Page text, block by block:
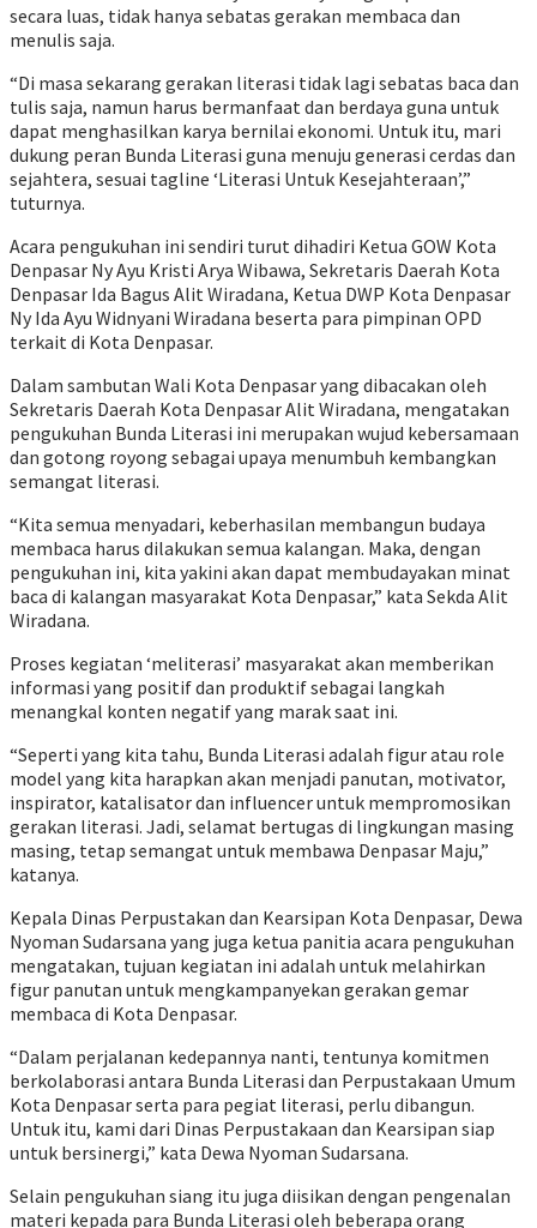
secara luas, tidak hanya sebatas gerakan membaca dan
menulis saja.
“Di masa sekarang gerakan literasi tidak lagi sebatas baca dan
tulis saja, namun harus bermanfaat dan berdaya guna untuk
dapat menghasilkan karya bernilai ekonomi. Untuk itu, mari
dukung peran Bunda Literasi guna menuju generasi cerdas dan
sejahtera, sesuai tagline ‘Literasi Untuk Kesejahteraan’,”
tuturnya.
Acara pengukuhan ini sendiri turut dihadiri Ketua GOW Kota
Denpasar Ny Ayu Kristi Arya Wibawa, Sekretaris Daerah Kota
Denpasar Ida Bagus Alit Wiradana, Ketua DWP Kota Denpasar
Ny Ida Ayu Widnyani Wiradana beserta para pimpinan OPD
terkait di Kota Denpasar.
Dalam sambutan Wali Kota Denpasar yang dibacakan oleh
Sekretaris Daerah Kota Denpasar Alit Wiradana, mengatakan
pengukuhan Bunda Literasi ini merupakan wujud kebersamaan
dan gotong royong sebagai upaya menumbuh kembangkan
semangat literasi.
“Kita semua menyadari, keberhasilan membangun budaya
membaca harus dilakukan semua kalangan. Maka, dengan
pengukuhan ini, kita yakini akan dapat membudayakan minat
baca di kalangan masyarakat Kota Denpasar,” kata Sekda Alit
Wiradana.
Proses kegiatan ‘meliterasi’ masyarakat akan memberikan
informasi yang positif dan produktif sebagai langkah
menangkal konten negatif yang marak saat ini.
“Seperti yang kita tahu, Bunda Literasi adalah figur atau role
model yang kita harapkan akan menjadi panutan, motivator,
inspirator, katalisator dan influencer untuk mempromosikan
gerakan literasi. Jadi, selamat bertugas di lingkungan masing
masing, tetap semangat untuk membawa Denpasar Maju,”
katanya.
Kepala Dinas Perpustakan dan Kearsipan Kota Denpasar, Dewa
Nyoman Sudarsana yang juga ketua panitia acara pengukuhan
mengatakan, tujuan kegiatan ini adalah untuk melahirkan
figur panutan untuk mengkampanyekan gerakan gemar
membaca di Kota Denpasar.
“Dalam perjalanan kedepannya nanti, tentunya komitmen
berkolaborasi antara Bunda Literasi dan Perpustakaan Umum
Kota Denpasar serta para pegiat literasi, perlu dibangun.
Untuk itu, kami dari Dinas Perpustakaan dan Kearsipan siap
untuk bersinergi,” kata Dewa Nyoman Sudarsana.
Selain pengukuhan siang itu juga diisikan dengan pengenalan
materi kepada para Bunda Literasi oleh beberapa orang